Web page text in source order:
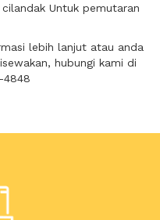
Untuk pemutaran
lebih lanjut atau anda
hubungi kami di
4848